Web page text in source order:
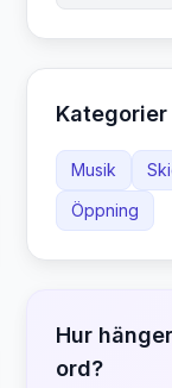
Kategorier
Musik
Öppning
Hur hänger
ord?